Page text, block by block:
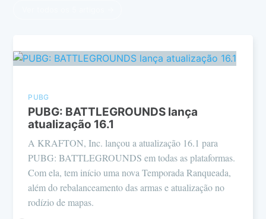
PUBG
PUBG: BATTLEGROUNDS lança
atualização 16.1
A KRAFTON, Inc. lançou a atualização 16.1 para
PUBG: BATTLEGROUNDS em todas as plataformas.
Com ela, tem início uma nova Temporada Ranqueada,
além do rebalanceamento das armas e atualização no
rodízio de mapas.